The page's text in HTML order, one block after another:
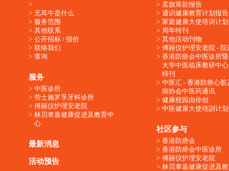
无耳牛是什么
服务范围
其他联系
公开招标 / 报价
联络我们
查询
服务
中医诊所
劳士施罗孚牙科诊所
傅丽仪护理安老院
林贝聿嘉健康促进及教育中
心
最新消息
活动预告
卖旗筹款报告
通识健康教育计划报告
家庭健康大使培训计划
周年特刊
其他活动刊物
傅丽仪护理安老院 - 院
香港防痨会中医诊所
大学中医临床教研中
特刊
中医汇 - 香港防痨心脏
病协会中医药通讯
健康校园由你创
中医健康大使培訓计划
社区参与
香港防痨会
香港防痨会中医诊所
傅丽仪护理安老院
林贝聿嘉健康促进及